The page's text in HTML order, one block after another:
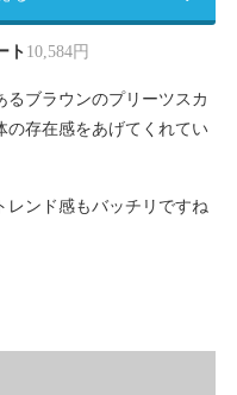
ト 10,584円
るブラウンのプリーツスカ
の存在感をあげてくれてい
レンド感もバッチリですね